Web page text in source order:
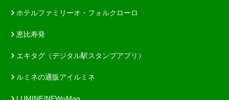
ホテルファミリーオ・フォルクローロ
恵比寿発
エキタグ（デジタル駅スタンプアプリ）
ルミネの通販アイルミネ
LUMINE/NEWoMan